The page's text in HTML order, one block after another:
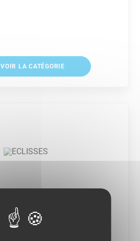
VOIR LA CATÉGORIE